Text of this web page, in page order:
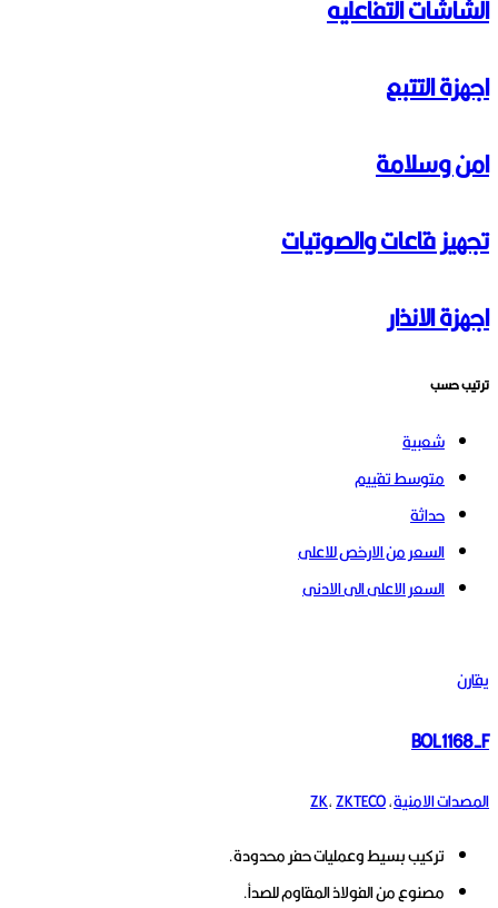
الشاشات التفاعليه
اجهزة التتبع
امن وسلامة
تجهيز قاعات والصوتيات
اجهزة الانذار
ترتيب حسب
شعبية
متوسط ​​تقييم
حداثة
السعر من الارخص للاعلى
السعر الاعلى الى الادنى
يقارن
BOL1168-F
المصدات الامنية,
ZK,ZKTECO
تركيب بسيط وعمليات حفر محدودة.
مصنوع من الفولاذ المقاوم للصدأ.